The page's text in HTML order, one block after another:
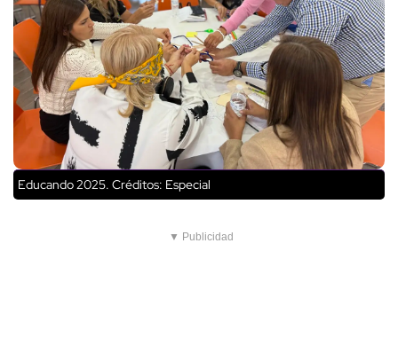
Educando 2025. Créditos: Especial
▼ Publicidad